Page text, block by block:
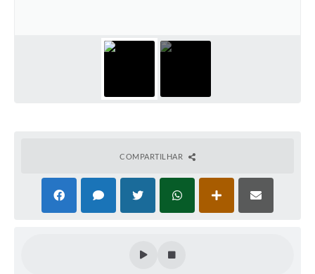
COMPARTILHAR